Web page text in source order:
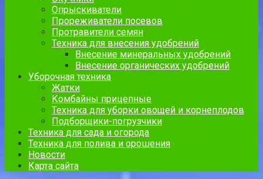
Опрыскиватели
Прореживатели посевов
Протравители семян
Техника для внесения удобрений
Внесение минеральных удобрений
Внесение органических удобрений
Уборочная техника
Жатки
Комбайны прицепные
Техника для уборки овощей и корнеплодов
Подборщики-погрузчики
Техника для сада и огорода
Техника для полива и орошения
Новости
Карта сайта